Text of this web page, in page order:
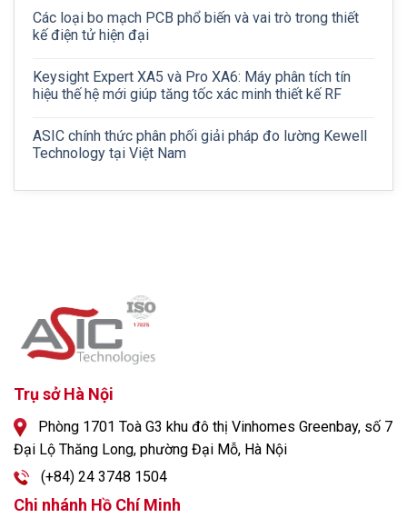
Các loại bo mạch PCB phổ biến và vai trò trong thiết
kế điện tử hiện đại
Keysight Expert XA5 và Pro XA6: Máy phân tích tín
hiệu thế hệ mới giúp tăng tốc xác minh thiết kế RF
ASIC chính thức phân phối giải pháp đo lường Kewell
Technology tại Việt Nam
Trụ sở Hà Nội
Phòng 1701 Toà G3 khu đô thị Vinhomes Greenbay, số 7
Đại Lộ Thăng Long, phường Đại Mỗ, Hà Nội
(+84) 24 3748 1504
Chi nhánh Hồ Chí Minh